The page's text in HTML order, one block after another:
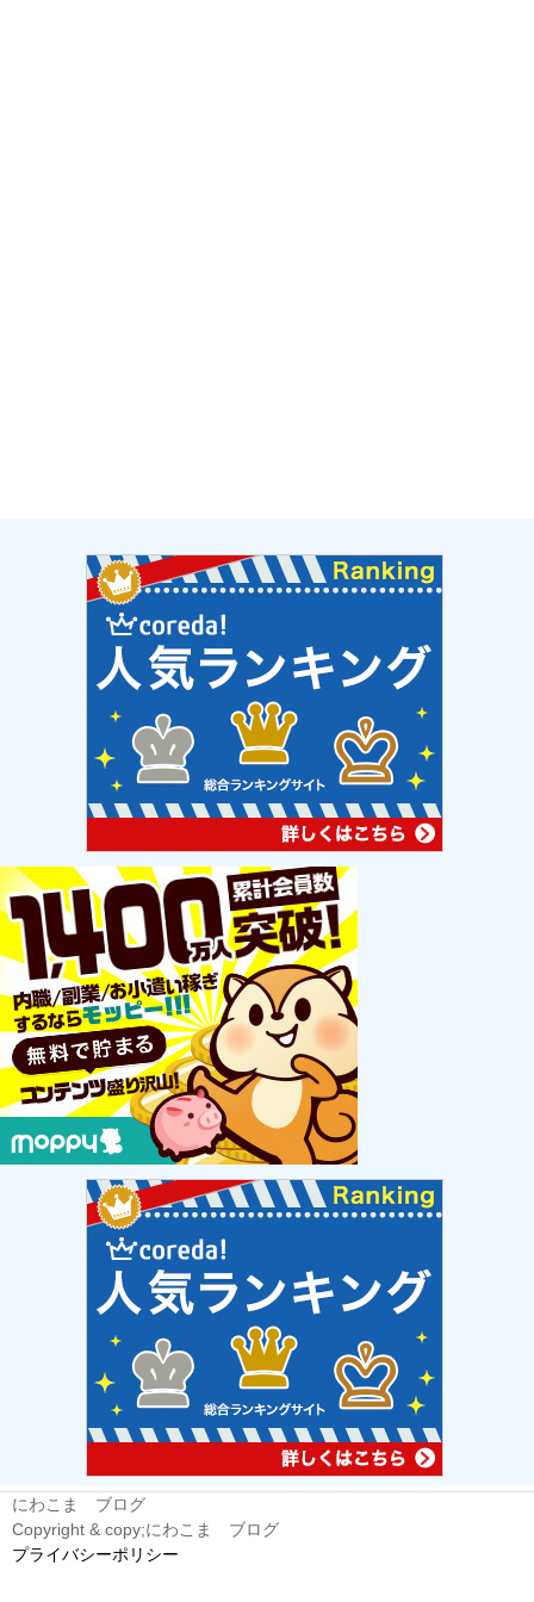
にわこま ブログ
Copyright & copy;にわこま ブログ
プライバシーポリシー